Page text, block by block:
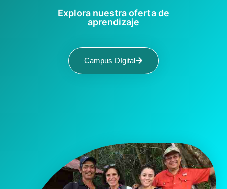
Explora nuestra oferta de
aprendizaje
Campus DIgital